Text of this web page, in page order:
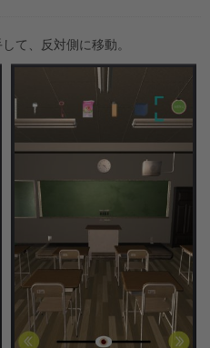
て、反対側に移動。